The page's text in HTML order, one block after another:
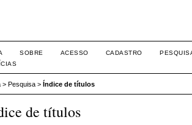
SOBRE ACESSO CADASTRO
> Pesquisa > Índice de títulos
de títulos